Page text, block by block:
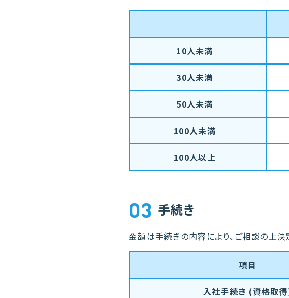
10人未満
30人未満
50人未満
100人未満
100人以上
03 手続き
金額は手続きの内容により、ご相談の上決
項目
入社手続き (資格取